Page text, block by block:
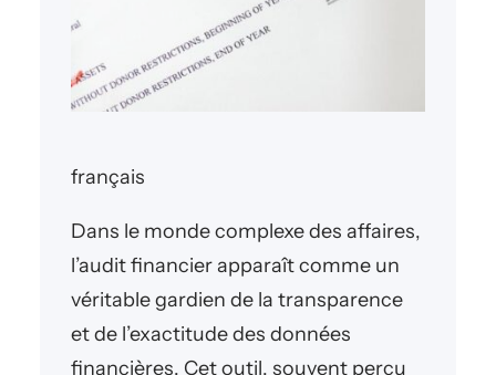
français
Dans le monde complexe des affaires,
l’audit financier apparaît comme un
véritable gardien de la transparence
et de l’exactitude des données
financières. Cet outil, souvent perçu